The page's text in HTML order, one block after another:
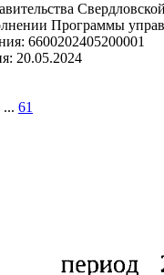
Программы
6600202405200001
20.05.2024
... 61